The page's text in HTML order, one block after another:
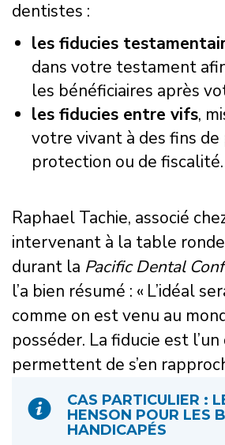
dentistes :
les fiducies
dans votre testament
les bénéficiaires après
les fiducies entre vifs,
votre vivant à des fins
protection ou de fiscalité.
Raphael Tachie, associé
intervenant à la table ronde
durant la Pacific Dental
l’a bien résumé : « L’idéal
comme on est venu au
posséder. La fiducie est
permettent de s’en
CAS PARTICULIER :
HENSON POUR LES
HANDICAPÉS